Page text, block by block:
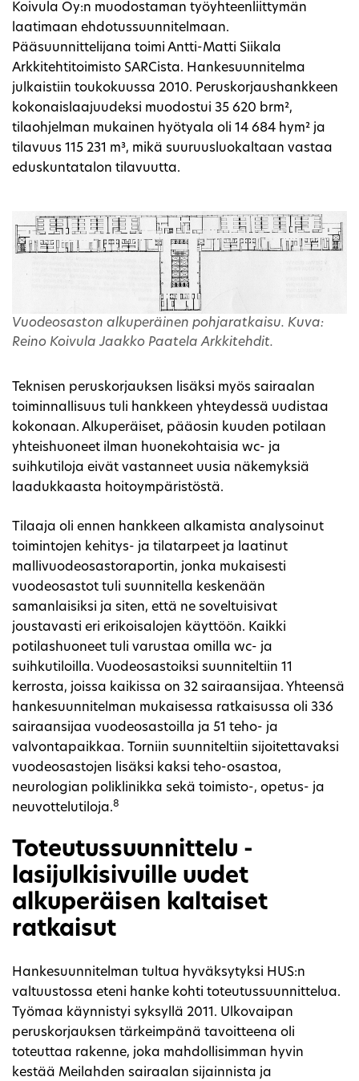
Koivula Oy:n muodostaman työyhteenliittymän
laatimaan ehdotussuunnitelmaan.
Pääsuunnittelijana toimi Antti-Matti Siikala
Arkkitehtitoimisto SARCista. Hankesuunnitelma
julkaistiin toukokuussa 2010. Peruskorjaushankkeen
kokonaislaajuudeksi muodostui 35 620 brm²,
tilaohjelman mukainen hyötyala oli 14 684 hym² ja
tilavuus 115 231 m³, mikä suuruusluokaltaan vastaa
eduskuntatalon tilavuutta.
Vuodeosaston alkuperäinen pohjaratkaisu. Kuva:
Reino Koivula Jaakko Paatela Arkkitehdit.
Teknisen peruskorjauksen lisäksi myös sairaalan
toiminnallisuus tuli hankkeen yhteydessä uudistaa
kokonaan. Alkuperäiset, pääosin kuuden potilaan
yhteishuoneet ilman huonekohtaisia wc- ja
suihkutiloja eivät vastanneet uusia näkemyksiä
laadukkaasta hoitoympäristöstä.
Tilaaja oli ennen hankkeen alkamista analysoinut
toimintojen kehitys- ja tilatarpeet ja laatinut
mallivuodeosastoraportin, jonka mukaisesti
vuodeosastot tuli suunnitella keskenään
samanlaisiksi ja siten, että ne soveltuisivat
joustavasti eri erikoisalojen käyttöön. Kaikki
potilashuoneet tuli varustaa omilla wc- ja
suihkutiloilla. Vuodeosastoiksi suunniteltiin 11
kerrosta, joissa kaikissa on 32 sairaansijaa. Yhteensä
hankesuunnitelman mukaisessa ratkaisussa oli 336
sairaansijaa vuodeosastoilla ja 51 teho- ja
valvontapaikkaa. Torniin suunniteltiin sijoitettavaksi
vuodeosastojen lisäksi kaksi teho-osastoa,
neurologian poliklinikka sekä toimisto-, opetus- ja
neuvottelutiloja.8
Toteutussuunnittelu -
lasijulkisivuille uudet
alkuperäisen kaltaiset
ratkaisut
Hankesuunnitelman tultua hyväksytyksi HUS:n
valtuustossa eteni hanke kohti toteutussuunnittelua.
Työmaa käynnistyi syksyllä 2011. Ulkovaipan
peruskorjauksen tärkeimpänä tavoitteena oli
toteuttaa rakenne, joka mahdollisimman hyvin
kestää Meilahden sairaalan sijainnista ja